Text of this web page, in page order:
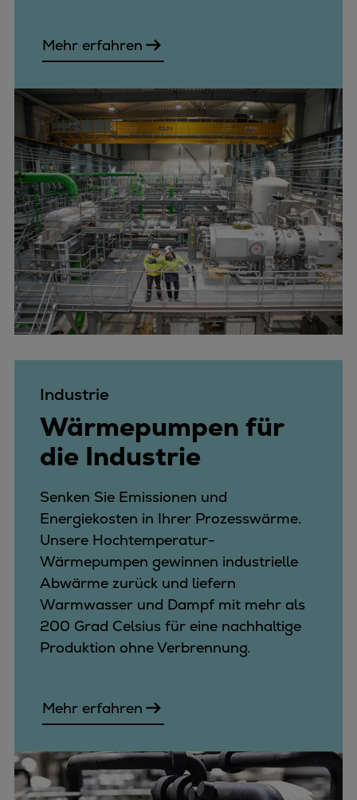
Mehr erfahren
Industrie
Wärmepumpen für
die Industrie
Senken Sie Emissionen und
Energiekosten in Ihrer Prozesswärme.
Unsere Hochtemperatur-
Wärmepumpen gewinnen industrielle
Abwärme zurück und liefern
Warmwasser und Dampf mit mehr als
200 Grad Celsius für eine nachhaltige
Produktion ohne Verbrennung.
Mehr erfahren